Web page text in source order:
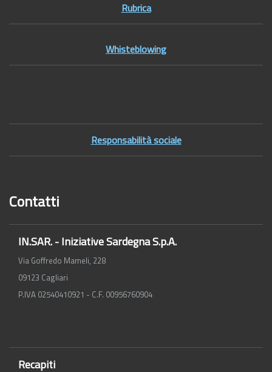
Rubrica
Whisteblowing
Responsabilità sociale
Contatti
IN.SAR. - Iniziative Sardegna S.p.A.
Via Goffredo Mameli, 228
09123 Cagliari
P.IVA 02540410921 - C.F. 00956760904
Recapiti